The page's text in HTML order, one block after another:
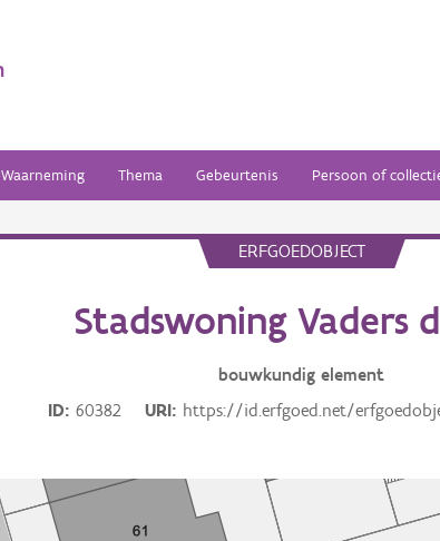
Waarneming Thema Gebeurtenis Persoon of
ERFGOEDOBJECT
Stadswoning Vaders
bouwkundig element
ID
60382 URI https://id.erfgoed.net/